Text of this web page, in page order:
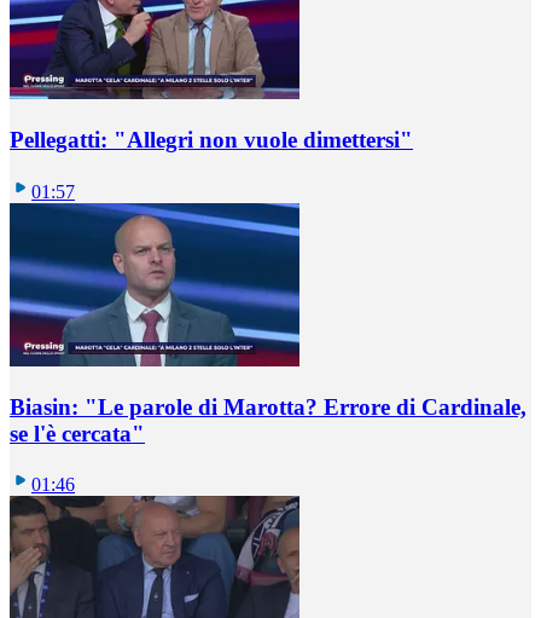
Pellegatti: "Allegri non vuole dimettersi"
01:57
Biasin: "Le parole di Marotta? Errore di Cardinale,
se l'è cercata"
01:46